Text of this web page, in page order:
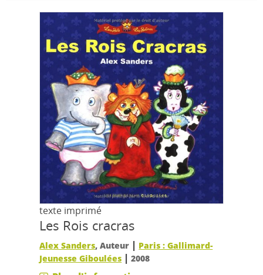
texte imprimé
Les Rois cracras
Alex Sanders, Auteur | Paris : Gallimard-
Jeunesse Giboulées |2008